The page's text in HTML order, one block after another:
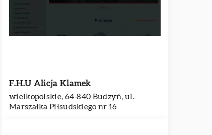
F.H.U Alicja Klamek
wielkopolskie, 64-840 Budzyń, ul.
Marszałka Piłsudskiego nr 16